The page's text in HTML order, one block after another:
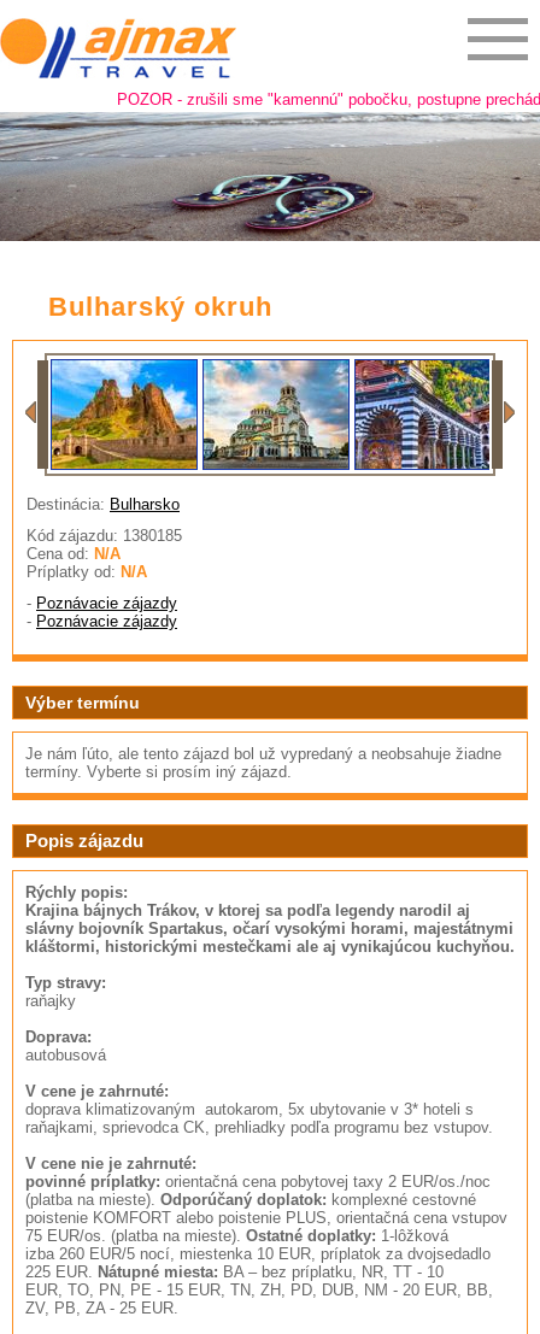
POZOR - zrušili sme "kamennú" pobočku, postupne
Bulharský okruh
Destinácia: Bulharsko
Kód zájazdu: 1380185
Cena od: N/A
Príplatky od: N/A
- Poznávacie zájazdy
- Poznávacie zájazdy
Výber termínu
Je nám ľúto, ale tento zájazd bol už vypredaný a neobsahuje žiadne
termíny. Vyberte si prosím iný zájazd.
Popis zájazdu
Rýchly popis:
Krajina bájnych Trákov, v ktorej sa podľa legendy narodil aj
slávny bojovník Spartakus, očarí vysokými horami, majestátnymi
kláštormi, historickými mestečkami ale aj vynikajúcou kuchyňou.
Typ stravy:
raňajky
Doprava:
autobusová
V cene je zahrnuté:
doprava klimatizovaným autokarom, 5x ubytovanie v 3* hoteli s
raňajkami, sprievodca CK, prehliadky podľa programu bez vstupov.
V cene nie je zahrnuté:
povinné príplatky: orientačná cena pobytovej taxy 2 EUR/os./noc
(platba na mieste). Odporúčaný doplatok: komplexné cestovné
poistenie KOMFORT alebo poistenie PLUS, orientačná cena vstupov
75 EUR/os. (platba na mieste). Ostatné doplatky: 1-lôžková
izba 260 EUR/5 nocí, miestenka 10 EUR, príplatok za dvojsedadlo
225 EUR. Nátupné miesta: BA – bez príplatku, NR, TT - 10
EUR, TO, PN, PE - 15 EUR, TN, ZH, PD, DUB, NM - 20 EUR, BB,
ZV, PB, ZA - 25 EUR.